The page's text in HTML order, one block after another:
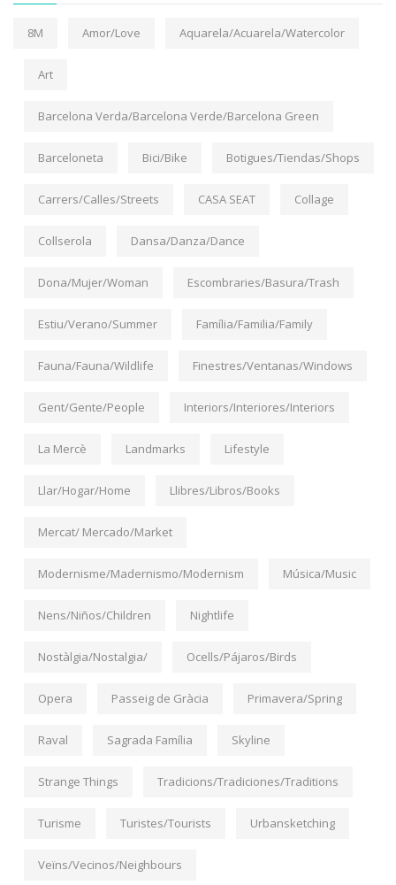
8M Amor/Love Aquarela/Acuarela/Watercolor
Art
Barcelona Verda/Barcelona Verde/Barcelona Green
Barceloneta Bici/Bike Botigues/Tiendas/Shops
Carrers/Calles/Streets CASA SEAT Collage
Collserola Dansa/Danza/Dance
Dona/Mujer/Woman Escombraries/Basura/Trash
Estiu/Verano/Summer Família/Familia/Family
Fauna/Fauna/Wildlife Finestres/Ventanas/Windows
Gent/Gente/People Interiors/Interiores/Interiors
La Mercè Landmarks Lifestyle
Llar/Hogar/Home Llibres/Libros/Books
Mercat/ Mercado/Market
Modernisme/Madernismo/Modernism Música/Music
Nens/Niños/Children Nightlife
Nostàlgia/Nostalgia/ Ocells/Pájaros/Birds
Opera Passeig de Gràcia Primavera/Spring
Raval Sagrada Família Skyline
Strange Things Tradicions/Tradiciones/Traditions
Turisme Turistes/Tourists Urbansketching
Veïns/Vecinos/Neighbours